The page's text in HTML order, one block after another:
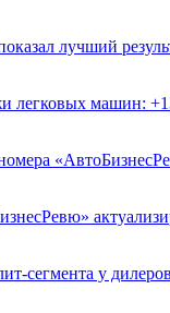
лучший
легковых машин:
сегмента у